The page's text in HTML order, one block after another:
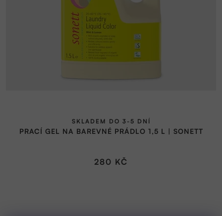
PRACÍ GEL NA BAREVNÉ PRÁDLO 1,5 L | SONETT
SKLADEM DO 3-5 DNÍ
280 KČ